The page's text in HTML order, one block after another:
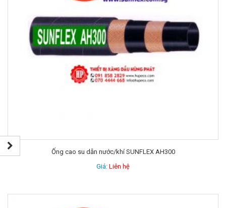
Ống cao su dẫn nước/khí SUNFLEX AH300
Giá: Liên hệ